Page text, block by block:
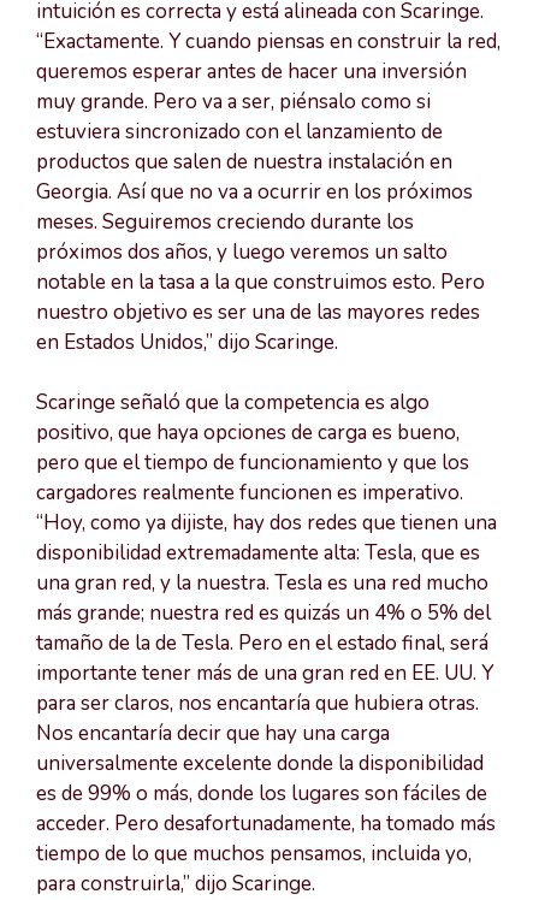
intuición es correcta y está alineada con Scaringe.
“Exactamente. Y cuando piensas en construir la red,
queremos esperar antes de hacer una inversión
muy grande. Pero va a ser, piénsalo como si
estuviera sincronizado con el lanzamiento de
productos que salen de nuestra instalación en
Georgia. Así que no va a ocurrir en los próximos
meses. Seguiremos creciendo durante los
próximos dos años, y luego veremos un salto
notable en la tasa a la que construimos esto. Pero
nuestro objetivo es ser una de las mayores redes
en Estados Unidos,” dijo Scaringe.
Scaringe señaló que la competencia es algo
positivo, que haya opciones de carga es bueno,
pero que el tiempo de funcionamiento y que los
cargadores realmente funcionen es imperativo.
“Hoy, como ya dijiste, hay dos redes que tienen una
disponibilidad extremadamente alta: Tesla, que es
una gran red, y la nuestra. Tesla es una red mucho
más grande; nuestra red es quizás un 4% o 5% del
tamaño de la de Tesla. Pero en el estado final, será
importante tener más de una gran red en EE. UU. Y
para ser claros, nos encantaría que hubiera otras.
Nos encantaría decir que hay una carga
universalmente excelente donde la disponibilidad
es de 99% o más, donde los lugares son fáciles de
acceder. Pero desafortunadamente, ha tomado más
tiempo de lo que muchos pensamos, incluida yo,
para construirla,” dijo Scaringe.